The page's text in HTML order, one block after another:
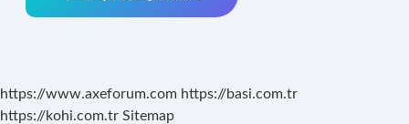
https://www.axeforum.com https://basi.com.tr
https://kohi.com.tr Sitemap